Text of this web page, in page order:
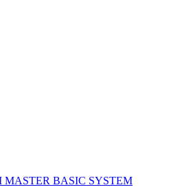
MASTER BASIC SYSTEM